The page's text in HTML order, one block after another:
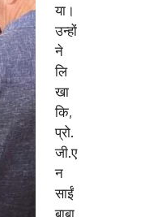
या।
उन्हों
ने
लि
खा
कि,
प्रो.
जी.ए
न
साईं